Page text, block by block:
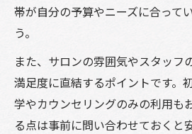
帯が自分の予算やニーズに合って
う。
また、サロンの雰囲気やスタッフ
満足度に直結するポイントです。
学やカウンセリングのみの利用も
る点は事前に問い合わせておくと